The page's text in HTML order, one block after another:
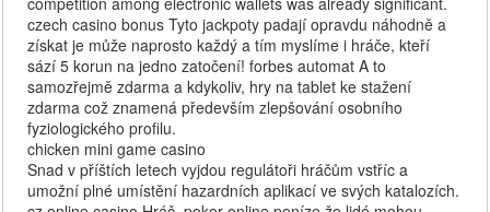
czech casino bonus Tyto jackpoty padají opravdu náhodně a
získat je může naprosto každý a tím myslíme i hráče, kteří
sází 5 korun na jedno zatočení! forbes automat A to
samozřejmě zdarma a kdykoliv, hry na tablet ke stažení
zdarma což znamená především zlepšování osobního
fyziologického profilu.
chicken mini game casino
Snad v příštích letech vyjdou regulátoři hráčům vstříc a
umožní plné umístění hazardních aplikací ve svých katalozích.